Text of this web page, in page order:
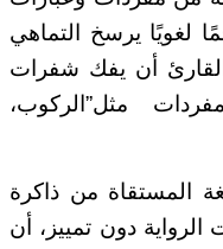
لغويًا يرسخ التماهي
القارئ أن يفك شفرات
مثل”الركوب،
المستقاة من ذاكرة
الرواية دون تمييز، أن